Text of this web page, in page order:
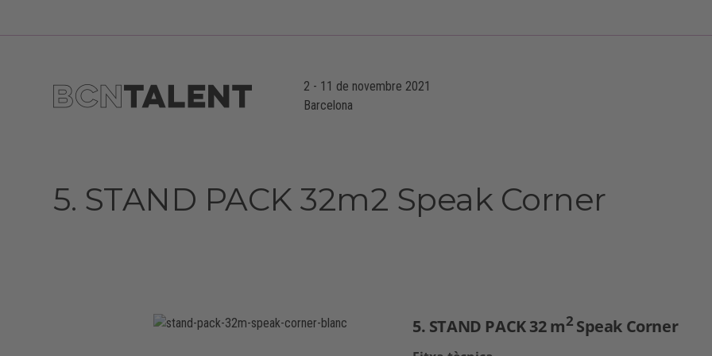
2 - 11 de novembre 2021
Barcelona
5. STAND PACK 32m2 Speak Corner
5. STAND PACK 32 m2 Speak Corner